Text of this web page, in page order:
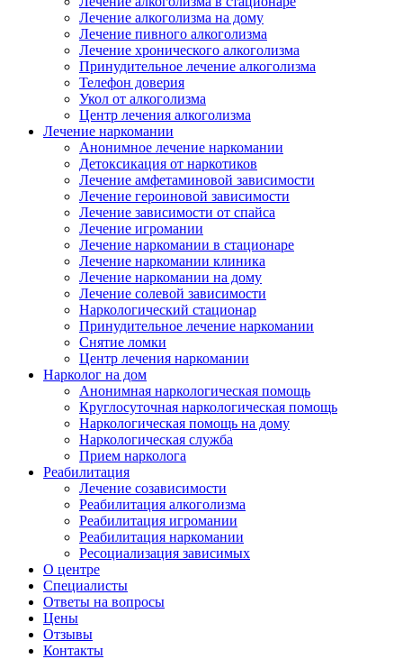
Лечение алкоголизма на дому
Лечение пивного алкоголизма
Лечение хронического алкоголизма
Принудительное лечение алкоголизма
Телефон доверия
Укол от алкоголизма
Центр лечения алкоголизма
Лечение наркомании
Анонимное лечение наркомании
Детоксикация от наркотиков
Лечение амфетаминовой зависимости
Лечение героиновой зависимости
Лечение зависимости от спайса
Лечение игромании
Лечение наркомании в стационаре
Лечение наркомании клиника
Лечение наркомании на дому
Лечение солевой зависимости
Наркологический стационар
Принудительное лечение наркомании
Снятие ломки
Центр лечения наркомании
Нарколог на дом
Анонимная наркологическая помощь
Круглосуточная наркологическая помощь
Наркологическая помощь на дому
Наркологическая служба
Прием нарколога
Реабилитация
Лечение созависимости
Реабилитация алкоголизма
Реабилитация игромании
Реабилитация наркомании
Ресоциализация зависимых
О центре
Специалисты
Ответы на вопросы
Цены
Отзывы
Контакты